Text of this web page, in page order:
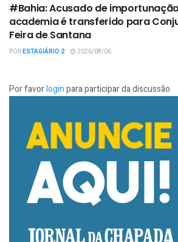
#Bahia: Acusado de
academia é transferido para
Feira de Santana
PORESTAGIÁRIO 2 2026/08/06
Por favorloginpara participar da discussão